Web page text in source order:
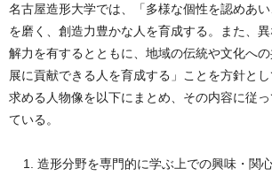
名古屋造形大学では、「多様な個性を認めあ
を磨く、創造力豊かな人を育成する。また、
解力を有するとともに、地域の伝統や文化へ
展に貢献できる人を育成する」ことを方針とし
求める人物像を以下にまとめ、その内容に従
ている。
造形分野を専門的に学ぶ上での興味・関